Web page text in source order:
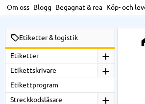
Om oss Blogg Begagnat & rea Köp- och
Etiketter & logistik
Etiketter
Etikettskrivare
Etikettprogram
Streckkodsläsare